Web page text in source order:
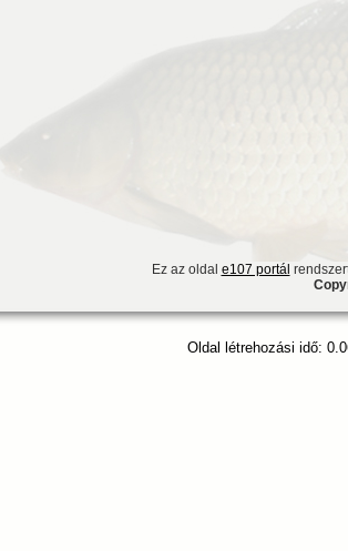
Ez az oldal e107 portál
Oldal létrehozási idő: